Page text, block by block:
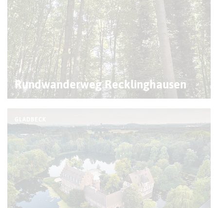
Rundwanderweg Recklinghausen